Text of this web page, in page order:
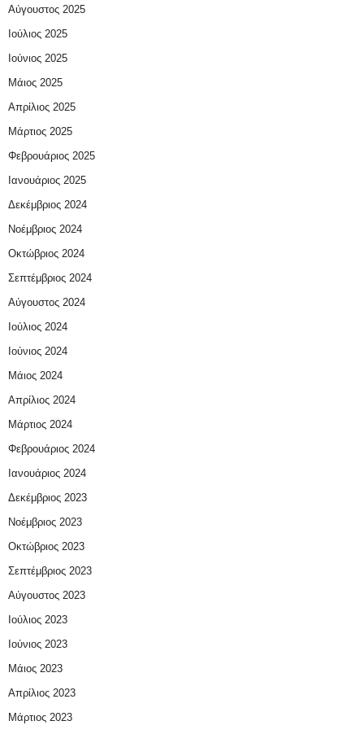
Αύγουστος 2025
Ιούλιος 2025
Ιούνιος 2025
Μάιος 2025
Απρίλιος 2025
Μάρτιος 2025
Φεβρουάριος 2025
Ιανουάριος 2025
Δεκέμβριος 2024
Νοέμβριος 2024
Οκτώβριος 2024
Σεπτέμβριος 2024
Αύγουστος 2024
Ιούλιος 2024
Ιούνιος 2024
Μάιος 2024
Απρίλιος 2024
Μάρτιος 2024
Φεβρουάριος 2024
Ιανουάριος 2024
Δεκέμβριος 2023
Νοέμβριος 2023
Οκτώβριος 2023
Σεπτέμβριος 2023
Αύγουστος 2023
Ιούλιος 2023
Ιούνιος 2023
Μάιος 2023
Απρίλιος 2023
Μάρτιος 2023